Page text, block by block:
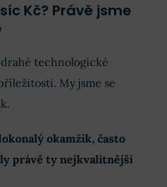
Kč? Právě jsme
technologické
My jsme se
okamžik, často
právě ty nejkvalitnější